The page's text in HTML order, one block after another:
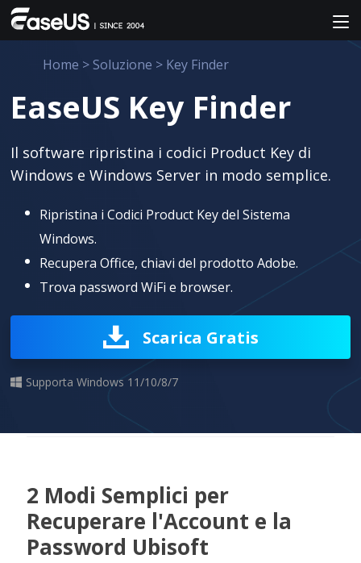
Home > Soluzione > Key Finder
EaseUS Key Finder
Il software ripristina i codici Product Key di
Windows e Windows Server in modo semplice.
Ripristina i Codici Product Key del Sistema
Windows.
Recupera Office, chiavi del prodotto Adobe.
Trova password WiFi e browser.
Scarica Gratis
Supporta Windows 11/10/8/7
2 Modi Semplici per
Recuperare l'Account e la
Password Ubisoft